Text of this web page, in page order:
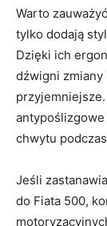
Warto
tylko ⁢dodają
Dzięki⁤ ich
⁣dźwigni ‍zmiany
chwytu
Jeśli
do Fiata 500,